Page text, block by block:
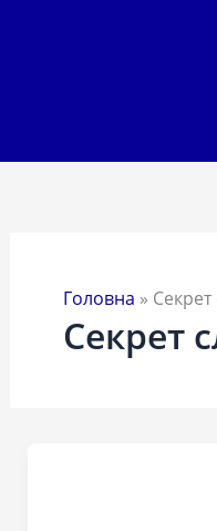
Головна » Секрет
Секрет